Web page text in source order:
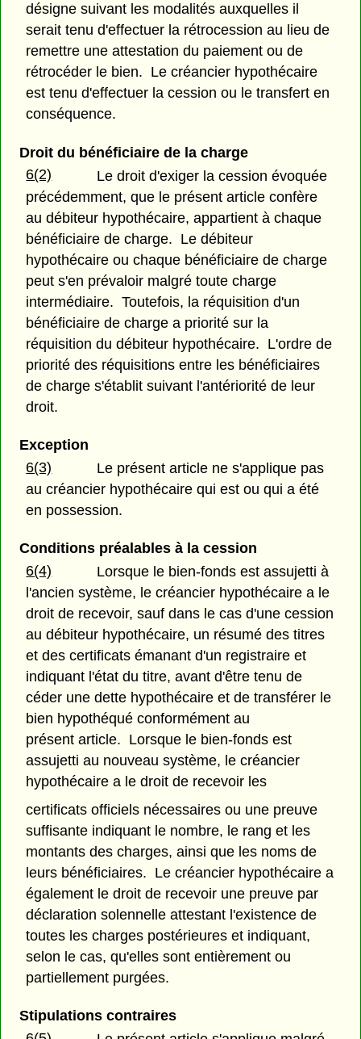
désigne suivant les modalités auxquelles il
serait tenu d'effectuer la rétrocession au lieu de
remettre une attestation du paiement ou de
rétrocéder le bien. Le créancier hypothécaire
est tenu d'effectuer la cession ou le transfert en
conséquence.
Droit du bénéficiaire de la charge
6(2)
Le droit d'exiger la cession évoquée
précédemment, que le présent article confère
au débiteur hypothécaire, appartient à chaque
bénéficiaire de charge. Le débiteur
hypothécaire ou chaque bénéficiaire de charge
peut s'en prévaloir malgré toute charge
intermédiaire. Toutefois, la réquisition d'un
bénéficiaire de charge a priorité sur la
réquisition du débiteur hypothécaire. L'ordre de
priorité des réquisitions entre les bénéficiaires
de charge s'établit suivant l'antériorité de leur
droit.
Exception
6(3)
Le présent article ne s'applique pas
au créancier hypothécaire qui est ou qui a été
en possession.
Conditions préalables à la cession
6(4)
Lorsque le bien-fonds est assujetti à
l'ancien système, le créancier hypothécaire a le
droit de recevoir, sauf dans le cas d'une cession
au débiteur hypothécaire, un résumé des titres
et des certificats émanant d'un registraire et
indiquant l'état du titre, avant d'être tenu de
céder une dette hypothécaire et de transférer le
bien hypothéqué conformément au
présent article. Lorsque le bien-fonds est
assujetti au nouveau système, le créancier
hypothécaire a le droit de recevoir les
certificats officiels nécessaires ou une preuve
suffisante indiquant le nombre, le rang et les
montants des charges, ainsi que les noms de
leurs bénéficiaires. Le créancier hypothécaire a
également le droit de recevoir une preuve par
déclaration solennelle attestant l'existence de
toutes les charges postérieures et indiquant,
selon le cas, qu'elles sont entièrement ou
partiellement purgées.
Stipulations contraires